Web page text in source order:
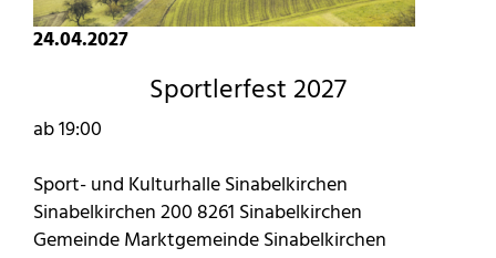
24.04.2027
Sportlerfest 2027
ab 19:00
Sport- und Kulturhalle Sinabelkirchen
Sinabelkirchen 200 8261 Sinabelkirchen
Gemeinde Marktgemeinde Sinabelkirchen